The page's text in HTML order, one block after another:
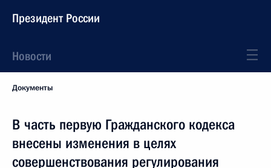
Президент России
Новости
Документы
В часть первую Гражданского кодекса
внесены изменения в целях
совершенствования регулирования